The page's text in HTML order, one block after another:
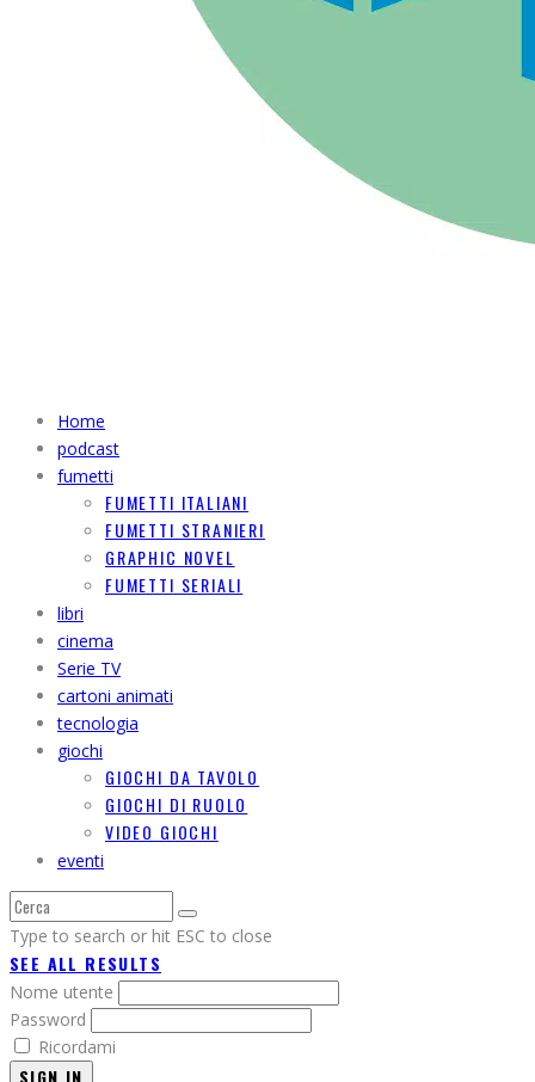
Home
podcast
fumetti
FUMETTI ITALIANI
FUMETTI STRANIERI
GRAPHIC NOVEL
FUMETTI SERIALI
libri
cinema
Serie TV
cartoni animati
tecnologia
giochi
GIOCHI DA TAVOLO
GIOCHI DI RUOLO
VIDEO GIOCHI
eventi
Type to search or hit ESC to close
SEE ALL RESULTS
Nome utente
Password
Ricordami
SIGN IN